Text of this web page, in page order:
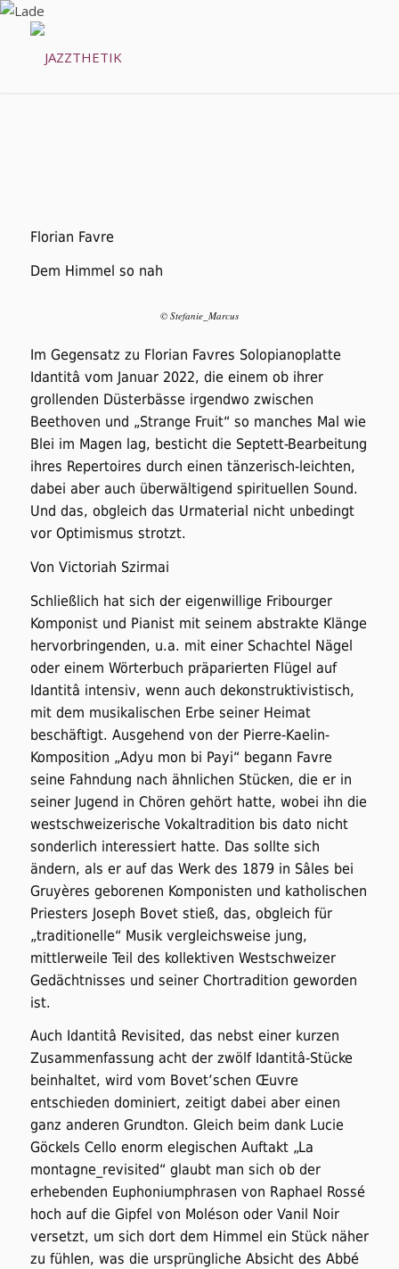
Florian Favre
Dem Himmel so nah
© Stefanie_Marcus
Im Gegensatz zu Florian Favres Solopianoplatte
Idantitâ vom Januar 2022, die einem ob ihrer
grollenden Düsterbässe irgendwo zwischen
Beethoven und „Strange Fruit“ so manches Mal wie
Blei im Magen lag, besticht die Septett-Bearbeitung
ihres Repertoires durch einen tänzerisch-leichten,
dabei aber auch überwältigend spirituellen Sound.
Und das, obgleich das Urmaterial nicht unbedingt
vor Optimismus strotzt.
Von Victoriah Szirmai
Schließlich hat sich der eigenwillige Fribourger
Komponist und Pianist mit seinem abstrakte Klänge
hervorbringenden, u.a. mit einer Schachtel Nägel
oder einem Wörterbuch präparierten Flügel auf
Idantitâ intensiv, wenn auch dekonstruktivistisch,
mit dem musikalischen Erbe seiner Heimat
beschäftigt. Ausgehend von der Pierre-Kaelin-
Komposition „Adyu mon bi Payi“ begann Favre
seine Fahndung nach ähnlichen Stücken, die er in
seiner Jugend in Chören gehört hatte, wobei ihn die
westschweizerische Vokaltradition bis dato nicht
sonderlich interessiert hatte. Das sollte sich
ändern, als er auf das Werk des 1879 in Sâles bei
Gruyères geborenen Komponisten und katholischen
Priesters Joseph Bovet stieß, das, obgleich für
„traditionelle“ Musik vergleichsweise jung,
mittlerweile Teil des kollektiven Westschweizer
Gedächtnisses und seiner Chortradition geworden
ist.
Auch Idantitâ Revisited, das nebst einer kurzen
Zusammenfassung acht der zwölf Idantitâ-Stücke
beinhaltet, wird vom Bovet’schen Œuvre
entschieden dominiert, zeitigt dabei aber einen
ganz anderen Grundton. Gleich beim dank Lucie
Göckels Cello enorm elegischen Auftakt „La
montagne_revisited“ glaubt man sich ob der
erhebenden Euphoniumphrasen von Raphael Rossé
hoch auf die Gipfel von Moléson oder Vanil Noir
versetzt, um sich dort dem Himmel ein Stück näher
zu fühlen, was die ursprüngliche Absicht des Abbé